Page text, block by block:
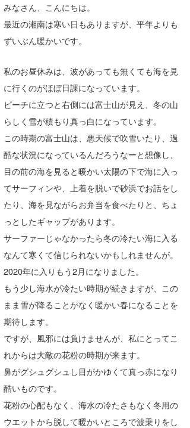
みなさん、こんにちは。
最近の湘南は寒い日もありますが、平年よりも
ずいぶん暖かいです。
私のお昼休みは、波があっても無くても海を見
に行くのがほぼ日課になっています。
ビーチに立つと右側には富士山が見え、冬の山
らしく雪が積もり真っ白になっています。
この時期の富士山は、悪天候で吹雪いたり、過
酷な状況になっているんだろうなーと想像し、
目の前の海を見ると暖かい太陽の下で海に入っ
てサーフィンや、上着を脱いで砂浜でお話をし
たり、海を見ながらお弁当を食べたりと、ちょ
っとしたギャップがあります。
サーファーじゃなかったら冬の冷たい海に入る
なんて寒くて信じられないかもしれませんが。
2020年に入りもう2月になりました。
もう少し海水が冷たい時期が続きますが、この
まま雪が降ることがなく暖かい春になることを
期待します。
ですが、風邪には負けませんが、私にとってこ
れからは大敵の花粉の時期が来ます。
鼻がグシュグシュし目がかゆくて真っ赤になり
酷いものです。
花粉の心配もなく、海水の冷たさもなく冬用の
ウエットから脱して暖かいところで波乗りをし
ライター/寄稿メディア
Core Surf Japan
Naoya Kimoto
mitsuteru Kamio
Yoshiyuki Obata
arukasvision
DELTA FORCE SURF
CBA Films
熊谷素子
SURFMEDIA
WAVAL
波伝説アンバサダー/プロライダー
中浦“JET”章
嵯峨明日香
進士剛光
田原啓江
植村未来
NOBUFUKU
大野”MAR”修聖
喜納海人
☆加藤
+☆maki☆+
Aichan
chan-U
ECE
G◎Da
H
KID
KOBU
KY
MIN
mitz
波伝説